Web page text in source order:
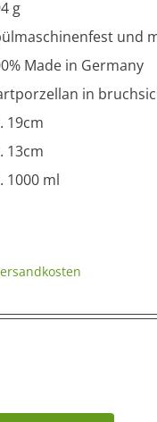
g
und
Made in Germany
in
19cm
13cm
1000 ml